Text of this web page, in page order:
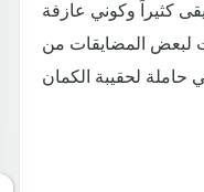
كثيراً وكوني عازفة
لبعض المضايقات من